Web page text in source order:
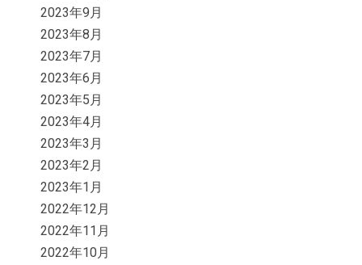
2023年9月
2023年8月
2023年7月
2023年6月
2023年5月
2023年4月
2023年3月
2023年2月
2023年1月
2022年12月
2022年11月
2022年10月